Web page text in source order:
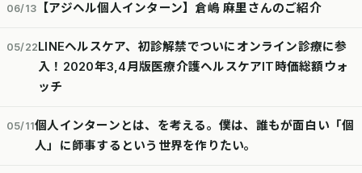
06/13 【アジヘル個人インターン】倉嶋 麻里さんのご紹介
05/22LINEヘルスケア、初診解禁でついにオンライン診療に参
入！2020年3,4月版医療介護ヘルスケアIT時価総額ウォ
ッチ
05/11個人インターンとは、を考える。僕は、誰もが面白い「個
人」に師事するという世界を作りたい。